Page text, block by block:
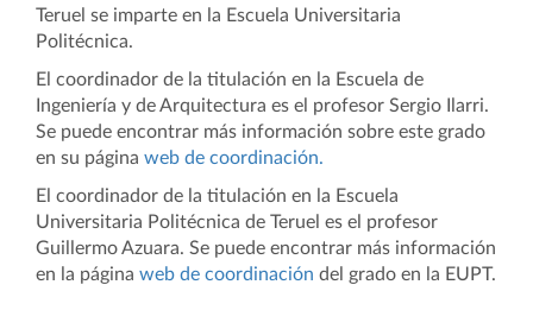
Teruel se imparte en la Escuela Universitaria
Politécnica.
El coordinador de la titulación en la Escuela de
Ingeniería y de Arquitectura es el profesor Sergio Ilarri.
Se puede encontrar más información sobre este grado
en su página web de coordinación.
El coordinador de la titulación en la Escuela
Universitaria Politécnica de Teruel es el profesor
Guillermo Azuara. Se puede encontrar más información
en la página web de coordinación del grado en la EUPT.